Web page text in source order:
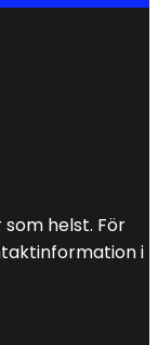
helst. För
i